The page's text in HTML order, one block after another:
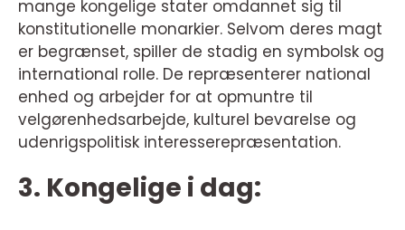
mange kongelige stater omdannet sig til
konstitutionelle monarkier. Selvom deres magt
er begrænset, spiller de stadig en symbolsk og
international rolle. De repræsenterer national
enhed og arbejder for at opmuntre til
velgørenhedsarbejde, kulturel bevarelse og
udenrigspolitisk interesserepræsentation.
3. Kongelige i dag: